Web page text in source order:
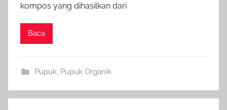
kompos yang dihasilkan dari
Baca
Pupuk, Pupuk Organik